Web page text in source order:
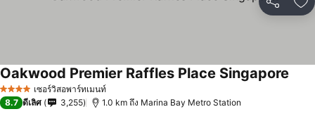
แชร์ เ
4 ดาว เซอร์วิสอพาร์ทเมนท์
Oakwood Premier Raffles Place Singapore
8.7 ดีเลิศ 3,255 1.0 km ถึง Marina Bay Metro Station